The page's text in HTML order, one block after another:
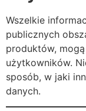
Wszelkie
publicznych
produktów,
użytkowników.
sposób, w jaki
danych.